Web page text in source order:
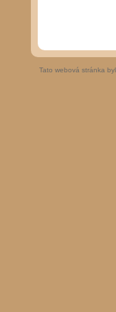
Tato webová stránka